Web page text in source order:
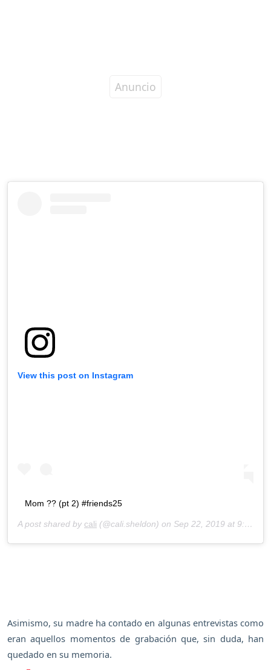
View this post on Instagram
Mom ?? (pt 2) #friends25
A post shared by cali (@cali.sheldon) on Sep 22, 2019 at 9:30am PDT
Asimismo, su madre ha contado en algunas entrevistas como
eran aquellos momentos de grabación que, sin duda, han
quedado en su memoria.